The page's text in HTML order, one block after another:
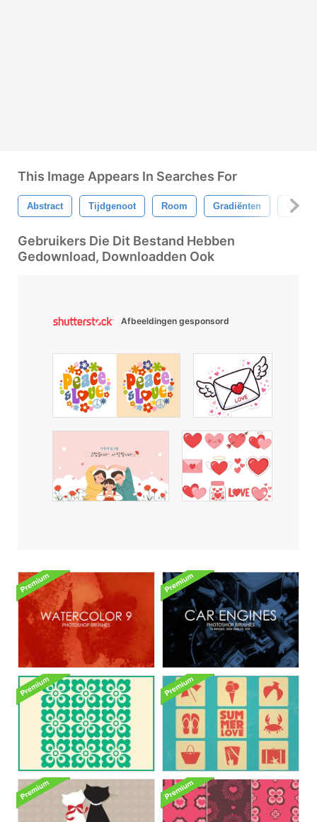
This Image Appears In Searches For
Abstract Tijdgenoot Room Gradiënten Groen
Gebruikers Die Dit Bestand Hebben
Gedownload, Downloadden Ook
Afbeeldingen gesponsord